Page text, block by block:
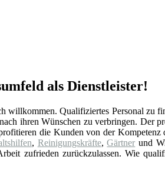
als Dienstleister!
willkommen. Qualifiziertes Personal
nach ihren Wünschen zu verbringen. Der
die Kunden von der Kompetenz
, Reinigungskräfte,Gärtner und
zufrieden zurückzulassen. Wie